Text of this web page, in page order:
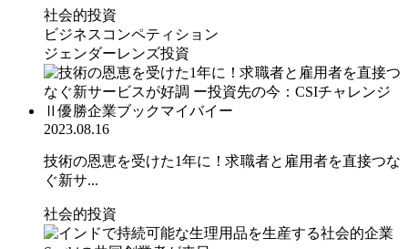
社会的投資
ビジネスコンペティション
ジェンダーレンズ投資
2023.08.16
技術の恩恵を受けた1年に！求職者と雇用者を直接つな
ぐ新サ...
社会的投資